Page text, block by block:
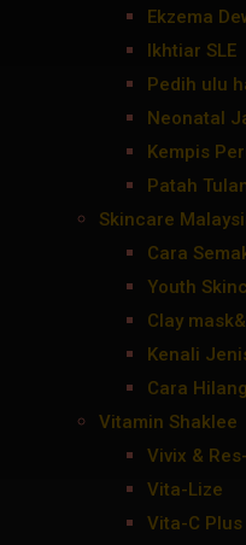
Ekzema
Ikhtiar SLE
Pedih ulu
Neonatal
Kempis
Patah
Skincare
Cara
Youth
Clay
Kenali
Cara
Vitamin Shaklee
Vivix &
Vita-Lize
Vita-C Plus